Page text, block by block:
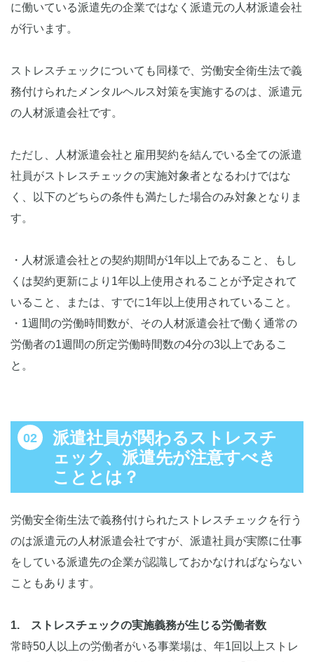
に働いている派遣先の企業ではなく派遣元の人材派遣会社
が行います。
ストレスチェックについても同様で、労働安全衛生法で義
務付けられたメンタルヘルス対策を実施するのは、派遣元
の人材派遣会社です。
ただし、人材派遣会社と雇用契約を結んでいる全ての派遣
社員がストレスチェックの実施対象者となるわけではな
く、以下のどちらの条件も満たした場合のみ対象となりま
す。
・人材派遣会社との契約期間が1年以上であること、もし
くは契約更新により1年以上使用されることが予定されて
いること、または、すでに1年以上使用されていること。
・1週間の労働時間数が、その人材派遣会社で働く通常の
労働者の1週間の所定労働時間数の4分の3以上であるこ
と。
派遣社員が関わるストレスチ
ェック、派遣先が注意すべき
こととは？
労働安全衛生法で義務付けられたストレスチェックを行う
のは派遣元の人材派遣会社ですが、派遣社員が実際に仕事
をしている派遣先の企業が認識しておかなければならない
こともあります。
1. ストレスチェックの実施義務が生じる労働者数
常時50人以上の労働者がいる事業場は、年1回以上ストレ